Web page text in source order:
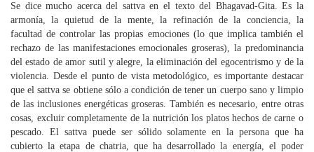
Se dice mucho acerca del sattva en el texto del Bhagavad-Gita. Es la
armonía, la quietud de la mente, la refinación de la conciencia, la
facultad de controlar las propias emociones (lo que implica también el
rechazo de las manifestaciones emocionales groseras), la predominancia
del estado de amor sutil y alegre, la eliminación del egocentrismo y de la
violencia. Desde el punto de vista metodológico, es importante destacar
que el sattva se obtiene sólo a condición de tener un cuerpo sano y limpio
de las inclusiones energéticas groseras. También es necesario, entre otras
cosas, excluir completamente de la nutrición los platos hechos de carne o
pescado. El sattva puede ser sólido solamente en la persona que ha
cubierto la etapa de chatria, que ha desarrollado la energía, el poder